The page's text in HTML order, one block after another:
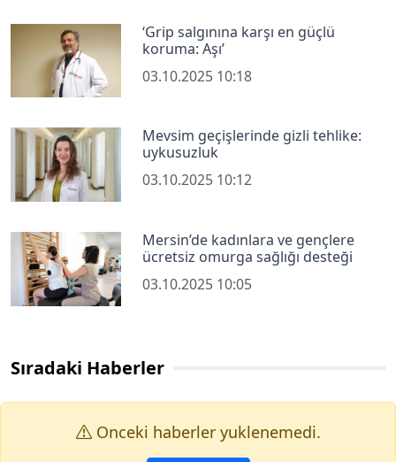
‘Grip salgınına karşı en güçlü
koruma: Aşı’
03.10.2025 10:18
Mevsim geçişlerinde gizli tehlike:
uykusuzluk
03.10.2025 10:12
Mersin’de kadınlara ve gençlere
ücretsiz omurga sağlığı desteği
03.10.2025 10:05
Sıradaki Haberler
Onceki haberler yuklenemedi.